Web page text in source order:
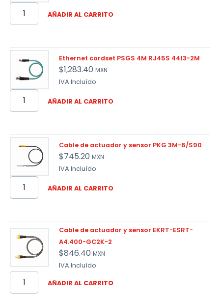
AÑADIR AL CARRITO
Ethernet cordset PSGS 4M RJ45S 4413-2M
$1,283.40 MXN
IVA Incluído
AÑADIR AL CARRITO
Cable de actuador y sensor PKG 3M-6/S90
$745.20 MXN
IVA Incluído
AÑADIR AL CARRITO
Cable de actuador y sensor EKRT-ESRT-
A4.400-GC2K-2
$846.40 MXN
IVA Incluído
AÑADIR AL CARRITO